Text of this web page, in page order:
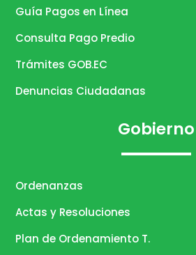
Guía Pagos en Línea
Consulta Pago Predio
Trámites GOB.EC
Denuncias Ciudadanas
Gobierno
Ordenanzas
Actas y Resoluciones
Plan de Ordenamiento T.